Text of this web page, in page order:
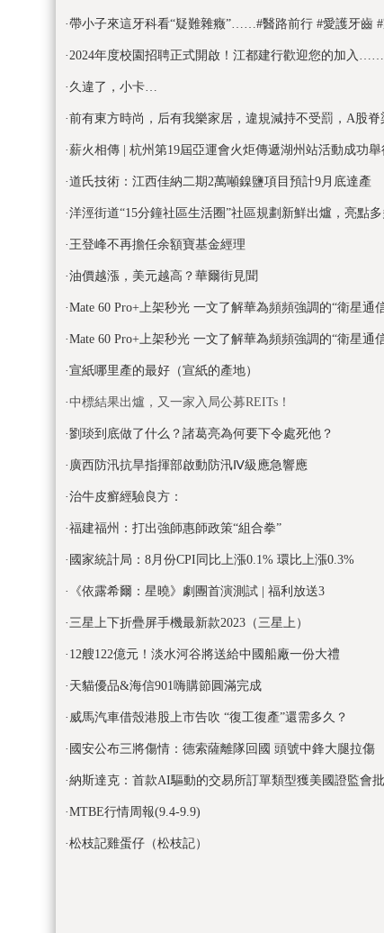
·帶小子來這牙科看“疑難雜癥”……#醫路前行 #愛護牙齒
·2024年度校園招聘正式開啟！江都建行歡迎您的加入……
· 久違了，小卡…
·前有東方時尚，后有我樂家居，違規減持不受罰，A股脊
·薪火相傳 | 杭州第19屆亞運會火炬傳遞湖州站活動成功舉
·道氏技術：江西佳納二期2萬噸鎳鹽項目預計9月底達產
·洋涇街道“15分鐘社區生活圈”社區規劃新鮮出爐，亮點
· 王登峰不再擔任余額寶基金經理
·油價越漲，美元越高？華爾街見聞
·Mate 60 Pro+上架秒光 一文了解華為頻頻強調的“衛星通
·Mate 60 Pro+上架秒光 一文了解華為頻頻強調的“衛星通
·宣紙哪里產的最好（宣紙的產地）
·中標結果出爐，又一家入局公募REITs！
·劉琰到底做了什么？諸葛亮為何要下令處死他？
· 廣西防汛抗旱指揮部啟動防汛Ⅳ級應急響應
·治牛皮癬經驗良方：
·福建福州：打出強師惠師政策“組合拳”
· 國家統計局：8月份CPI同比上漲0.1% 環比上漲0.3%
· 《依露希爾：星曉》劇團首演測試 | 福利放送3
·三星上下折疊屏手機最新款2023（三星上）
· 12艘122億元！淡水河谷將送給中國船廠一份大禮
· 天貓優品&海信901嗨購節圓滿完成
· 威馬汽車借殼港股上市告吹 “復工復產”還需多久？
· 國安公布三將傷情：德索薩離隊回國 頭號中鋒大腿拉傷
·納斯達克：首款AI驅動的交易所訂單類型獲美國證監會
·MTBE行情周報(9.4-9.9)
·松枝記雞蛋仔（松枝記）